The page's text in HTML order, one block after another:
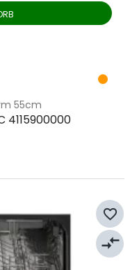
55cm
4115900000
favorite_border
compare_arrows